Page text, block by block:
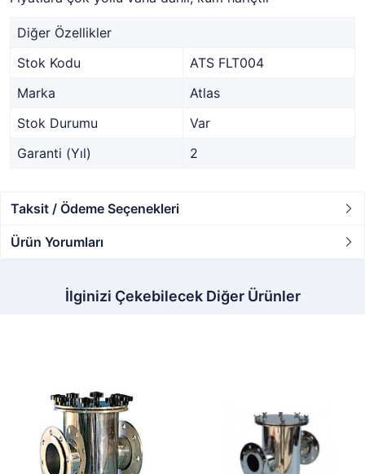
Diğer Özellikler
Stok Kodu
ATS FLT004
Marka
Atlas
Stok Durumu
Var
Garanti (Yıl)
2
Taksit / Ödeme Seçenekleri
Ürün Yorumları
İlginizi Çekebilecek Diğer Ürünler